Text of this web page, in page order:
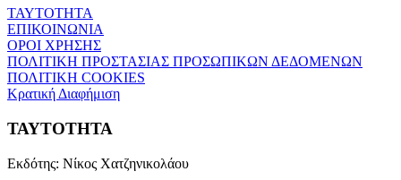
ΤΑΥΤΟΤΗΤΑ
ΕΠΙΚΟΙΝΩΝΙΑ
ΟΡΟΙ ΧΡΗΣΗΣ
ΠΟΛΙΤΙΚΗ ΠΡΟΣΤΑΣΙΑΣ ΠΡΟΣΩΠΙΚΩΝ ΔΕΔΟΜΕΝΩΝ
ΠΟΛΙΤΙΚΗ COOKIES
Κρατική Διαφήμιση
ΤΑΥΤΟΤΗΤΑ
Εκδότης: Νίκος Χατζηνικολάου